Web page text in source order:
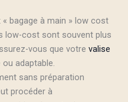
bagage à main » low cost
low-cost sont souvent plus
vous que votre valise
adaptable.
sans préparation
procéder à